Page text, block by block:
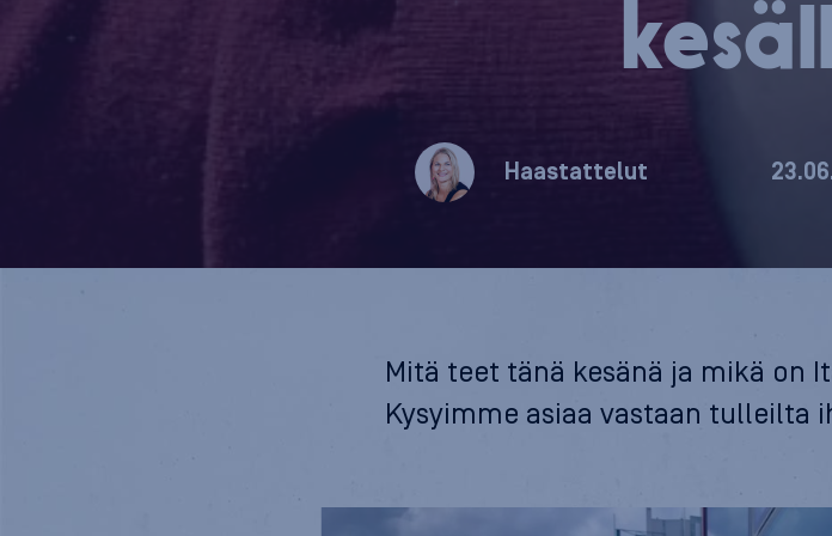
Haastattelut
Mitä teet tänä kesänä ja mikä on
Kysyimme asiaa vastaan tulleilta